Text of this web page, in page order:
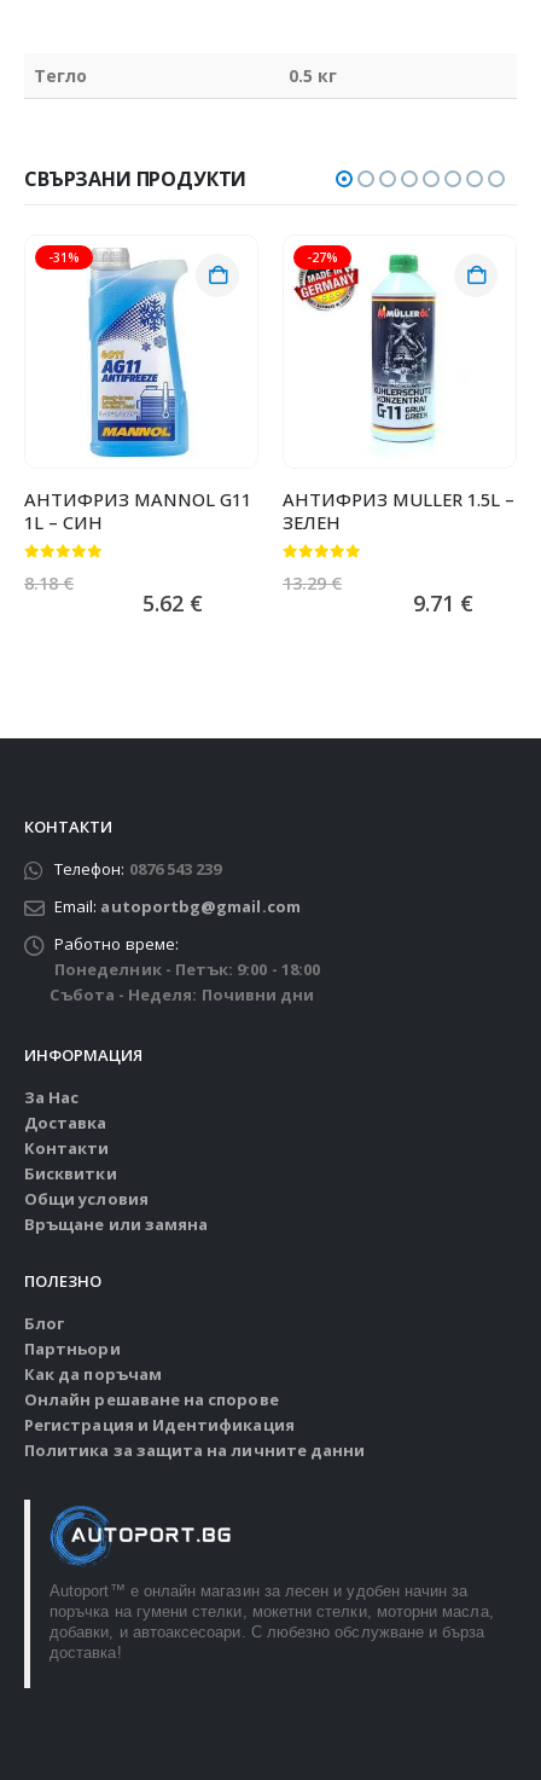
Тегло 0.5 кг
СВЪРЗАНИ ПРОДУКТИ
-31%
АНТИФРИЗ MANNOL G11
1L – СИН
8.18€
5.62 €
-27%
АНТИФРИЗ MULLER 1.5L –
ЗЕЛЕН
13.29€
9.71 €
КОНТАКТИ
Телефон: 0876 543 239
Email: autoportbg@gmail.com
Работно време:
Понеделник - Петък: 9:00 - 18:00
Събота - Неделя: Почивни дни
ИНФОРМАЦИЯ
За Нас
Доставка
Контакти
Бисквитки
Общи условия
Връщане или замяна
ПОЛЕЗНО
Блог
Партньори
Как да поръчам
Онлайн решаване на спорове
Регистрация и Идентификация
Политика за защита на личните данни
Autoport™ e онлайн магазин за лесен и удобен начин за
поръчка на гумени стелки, мокетни стелки, моторни масла,
добавки, и автоаксесоари. С любезно обслужване и бърза
доставка!